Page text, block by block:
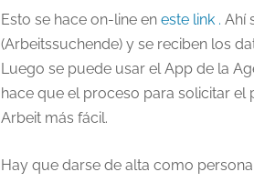
Esto se hace on-line eneste link . Ahí
(Arbeitssuchende) y se reciben los
Luego se puede usar el App de la
hace que el proceso para solicitar
Arbeit más fácil.
Hay que darse de alta como